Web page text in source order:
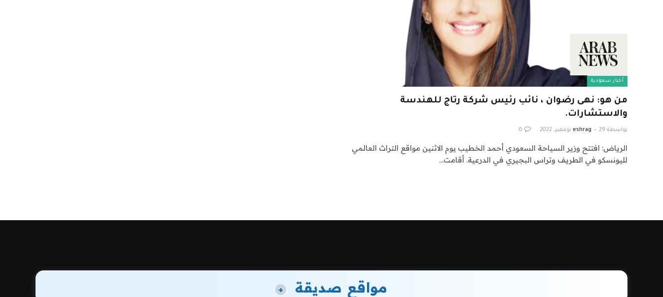
أخبار سعودية
من هو: نهى رضوان ، نائب رئيس شركة رتاج للهندسة
والاستشارات.
بواسطة eshrag 29 نوفمبر، 2022 0
الرياض: افتتح وزير السياحة السعودي أحمد الخطيب يوم الاثنين مواقع التراث العالمي
لليونسكو في الطريف وتراس البجيري في الدرعية. أقامت…
مواقع صديقة +